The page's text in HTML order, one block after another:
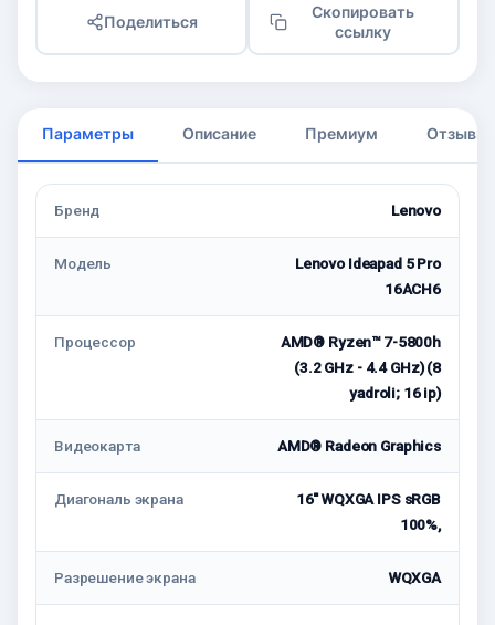
Поделиться
Скопировать
ссылку
Параметры Описание Премиум Отзывы
Бренд Lenovo
Модель
Lenovo Ideapad 5 Pro
16ACH6
Процессор
AMD® Ryzen™ 7-5800h
(3.2 GHz - 4.4 GHz) (8
yadroli; 16 ip)
Видеокарта AMD® Radeon Graphics
Диагональ экрана
16'' WQXGA IPS sRGB
100%,
Разрешение экрана WQXGA